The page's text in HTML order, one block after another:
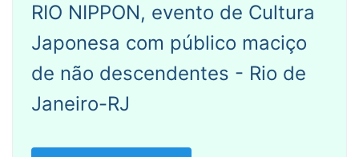
RIO NIPPON, evento de Cultura
Japonesa com público maciço
de não descendentes - Rio de
Janeiro-RJ